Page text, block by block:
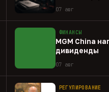
07 авг
ФИНАНСЫ
MGM China
дивиденды
07 авг
РЕГУЛИРОВАНИЕ